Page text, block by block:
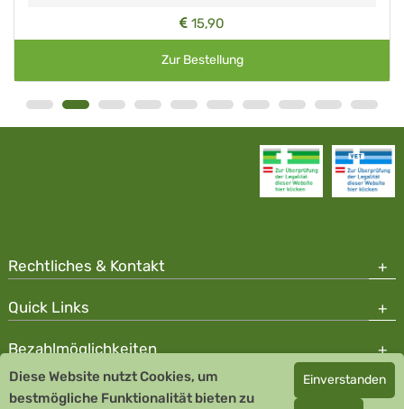
15,90
Zur Bestellung
Rechtliches & Kontakt
Quick Links
Bezahlmöglichkeiten
Copyright © 2026 Team Santé Salvator Apotheke - GDP zertifiziert
Diese Website nutzt Cookies, um
bestmögliche Funktionalität bieten zu
Einverstanden